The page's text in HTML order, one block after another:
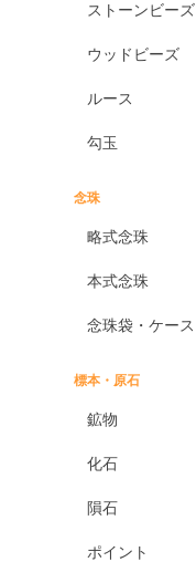
ストーンビーズ
ウッドビーズ
ルース
勾玉
念珠
略式念珠
本式念珠
念珠袋・ケース
標本・原石
鉱物
化石
隕石
ポイント